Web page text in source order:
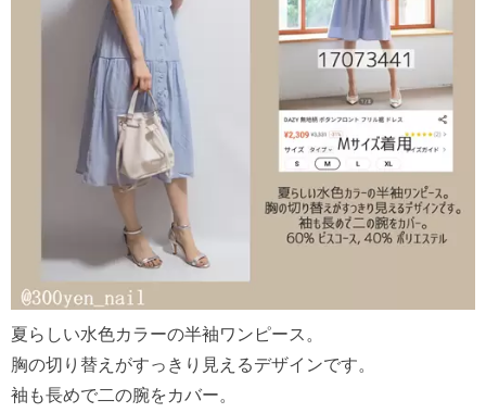
夏らしい水色カラーの半袖ワンピース。
胸の切り替えがすっきり見えるデザインです。
袖も長めで二の腕をカバー。